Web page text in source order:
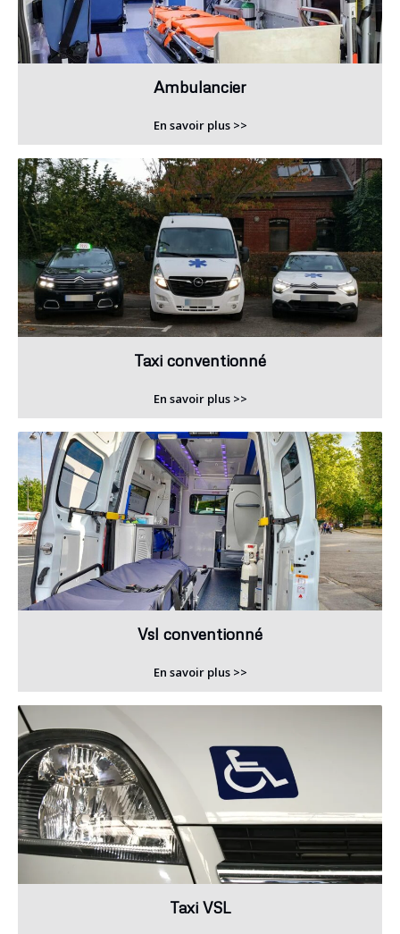
Ambulancier
En savoir plus >>
Taxi conventionné
En savoir plus >>
Vsl conventionné
En savoir plus >>
Taxi VSL